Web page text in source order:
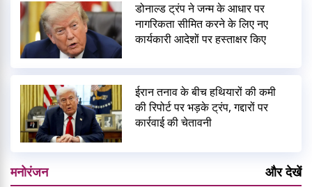
डोनाल्ड ट्रंप ने जन्म के आधार पर
नागरिकता सीमित करने के लिए नए
कार्यकारी आदेशों पर हस्ताक्षर किए
ईरान तनाव के बीच हथियारों की कमी
की रिपोर्ट पर भड़के ट्रंप, गद्दारों पर
कार्रवाई की चेतावनी
मनोरंजन और देखें